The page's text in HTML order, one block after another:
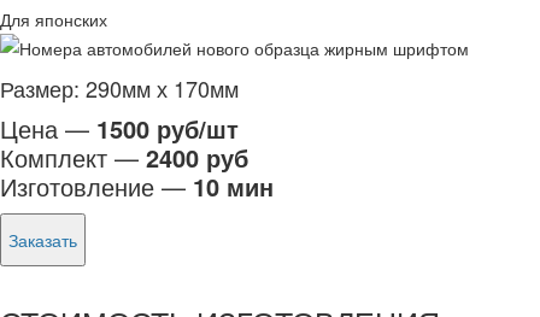
Для японских
Размер: 290мм х 170мм
Цена — 1500 руб/шт
Комплект — 2400 руб
Изготовление — 10 мин
Заказать